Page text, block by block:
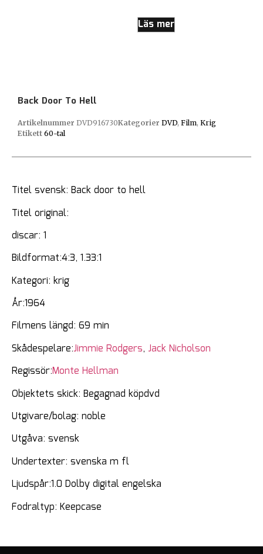
Back Door To Hell
Artikelnummer DVD916730Kategorier DVD, Film, Krig
Etikett 60-tal
Titel svensk: Back door to hell
Titel original:
discar: 1
Bildformat:4:3, 1.33:1
Kategori: krig
År:1964
Filmens längd: 69 min
Skådespelare:Jimmie Rodgers, Jack Nicholson
Regissör:Monte Hellman
Objektets skick: Begagnad köpdvd
Utgivare/bolag: noble
Utgåva: svensk
Undertexter: svenska m fl
Ljudspår:1.0 Dolby digital engelska
Fodraltyp: Keepcase
Läs mer